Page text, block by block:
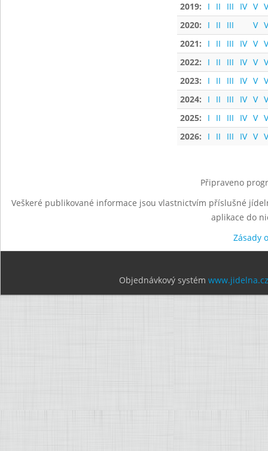
2019:
I II III IV V
2020:
I II III V
2021:
I II III IV V
2022:
I II III IV V
2023:
I II III IV V
2024:
I II III IV V
2025:
I II III IV V
2026:
I II III IV V
Připraveno
Veškeré publikované informace jsou vlastnictvím příslušné
aplikace do
Zásady
Objednávkový systém www.jidelna.cz